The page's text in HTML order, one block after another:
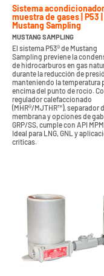
Sistema
muestra de gases | P53 |
Mustang Sampling
MUSTANG SAMPLING
El sistema P53® de Mustang
Sampling previene la
de hidrocarburos en gas
durante la reducción de
manteniendo la temperatura
encima del punto de rocío.
regulador calefaccionado
(MHR®/MJTHR™), separador
membrana y opciones de
GRP/SS, cumple con API
Ideal para LNG, GNL y
críticas.